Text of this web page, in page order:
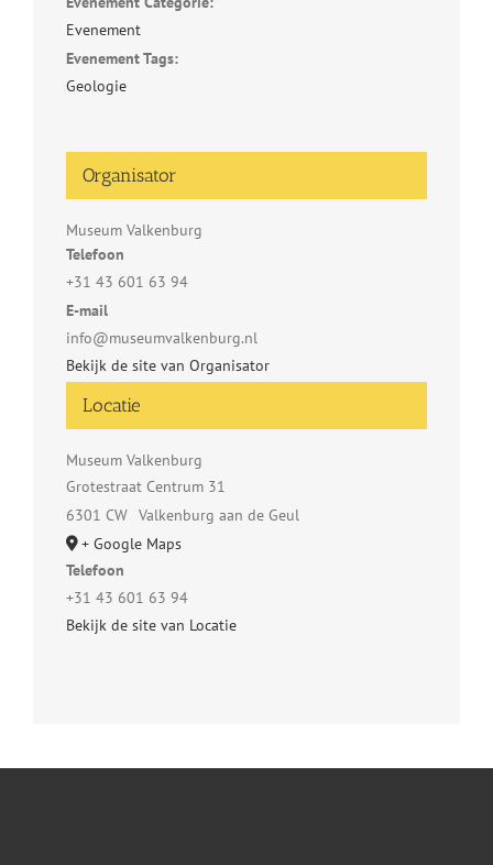
Evenement
Evenement Tags:
Geologie
Locatie
Museum Valkenburg
Grotestraat Centrum 31
6301 CW Valkenburg aan de Geul
+ Google Maps
Telefoon
+31 43 601 63 94
Bekijk de site van Locatie
Organisator
Museum Valkenburg
Telefoon
+31 43 601 63 94
E-mail
info@museumvalkenburg.nl
Bekijk de site van Organisator